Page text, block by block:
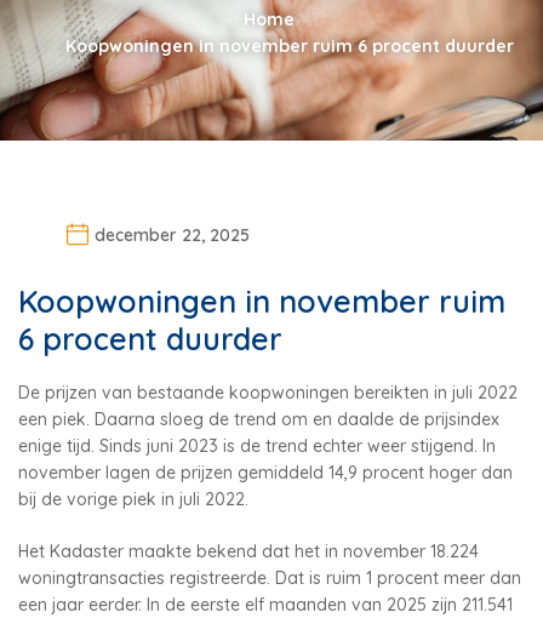
Home
Koopwoningen in november ruim 6 procent duurder
december 22, 2025
Koopwoningen in november ruim
6 procent duurder
De prijzen van bestaande koopwoningen bereikten in juli 2022
een piek. Daarna sloeg de trend om en daalde de prijsindex
enige tijd. Sinds juni 2023 is de trend echter weer stijgend. In
november lagen de prijzen gemiddeld 14,9 procent hoger dan
bij de vorige piek in juli 2022.
Het Kadaster maakte bekend dat het in november 18.224
woningtransacties registreerde. Dat is ruim 1 procent meer dan
een jaar eerder. In de eerste elf maanden van 2025 zijn 211.541